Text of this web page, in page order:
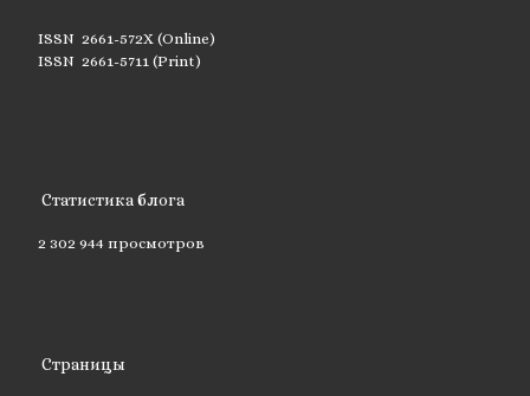
ISSN 2661-572X (Online)
ISSN 2661-5711 (Print)
Статистика блога
2 302 944 просмотров
Страницы